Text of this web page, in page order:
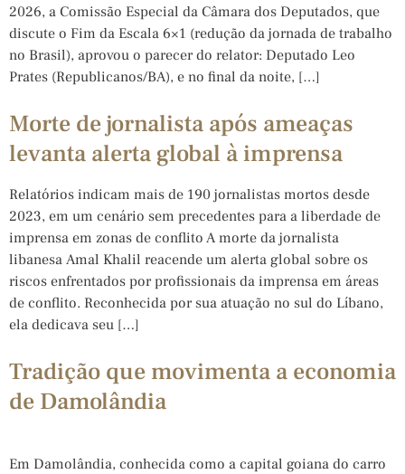
2026, a Comissão Especial da Câmara dos Deputados, que
discute o Fim da Escala 6×1 (redução da jornada de trabalho
no Brasil), aprovou o parecer do relator: Deputado Leo
Prates (Republicanos/BA), e no final da noite, […]
Morte de jornalista após ameaças
levanta alerta global à imprensa
Relatórios indicam mais de 190 jornalistas mortos desde
2023, em um cenário sem precedentes para a liberdade de
imprensa em zonas de conflito A morte da jornalista
libanesa Amal Khalil reacende um alerta global sobre os
riscos enfrentados por profissionais da imprensa em áreas
de conflito. Reconhecida por sua atuação no sul do Líbano,
ela dedicava seu […]
Tradição que movimenta a economia
de Damolândia
Em Damolândia, conhecida como a capital goiana do carro